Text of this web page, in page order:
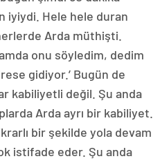
iyiydi. Hele hele duran
Arda müthişti.
onu söyledim, dedim
gidiyor.’ Bugün de
kabiliyetli değil. Şu anda
Arda ayrı bir kabiliyet.
bir şekilde yola devam
istifade eder. Şu anda